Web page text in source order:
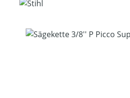
Bildergalerie überspringen